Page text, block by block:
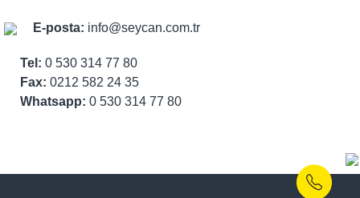
E-posta: info@seycan.com.tr
Tel: 0 530 314 77 80
Fax: 0212 582 24 35
Whatsapp: 0 530 314 77 80